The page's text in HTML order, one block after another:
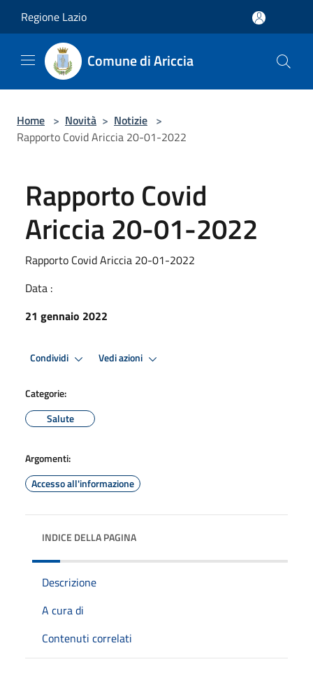
Regione Lazio
Comune di Ariccia
Home > Novità > Notizie >
Rapporto Covid Ariccia 20-01-2022
Rapporto Covid
Ariccia 20-01-2022
Rapporto Covid Ariccia 20-01-2022
Data :
21 gennaio 2022
Condividi Vedi azioni
Categorie:
Salute
Argomenti:
Accesso all'informazione
INDICE DELLA PAGINA
Descrizione
A cura di
Contenuti correlati